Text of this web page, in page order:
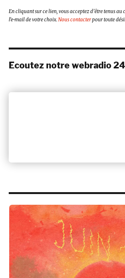
En cliquant sur ce lien, vous acceptez d’être tenus
l’e-mail de votre choix.Nous contacterpour toute
Ecoutez notre webradio